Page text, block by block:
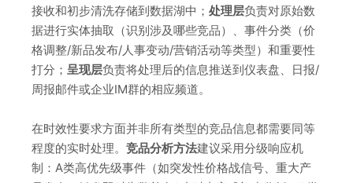
接收和初步清洗存储到数据湖中； 处理层负责对原始数
据进行实体抽取（识别涉及哪些竞品）、事件分类（价
格调整/新品发布/人事变动/营销活动等类型）和重要性
打分； 呈现层负责将处理后的信息推送到仪表盘、日报/
周报邮件或企业IM群的相应频道。
在时效性要求方面并非所有类型的竞品信息都需要同等
程度的实时处理。 竞品分析方法建议采用分级响应机
制：A类高优先级事件（如突发性价格战信号、重大产